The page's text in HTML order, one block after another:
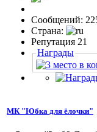
Сообщений:
Страна:
Репутация 21
Награды
МК "Юбка для ёлочки"